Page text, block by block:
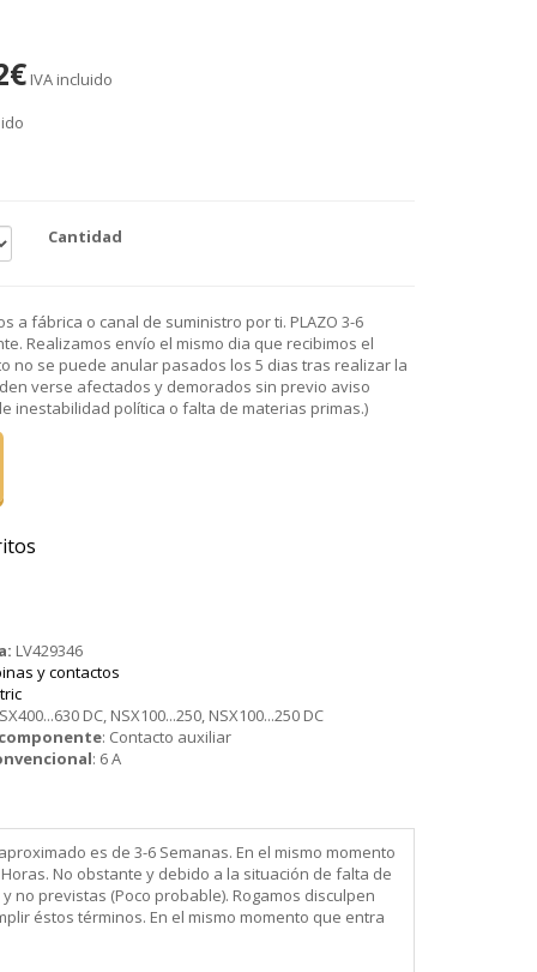
IVA incluido
Cantidad
a fábrica o canal de suministro por ti. PLAZO 3-6
Realizamos envío el mismo dia que recibimos el
no se puede anular pasados los 5 dias tras realizar la
verse afectados y demorados sin previo aviso
inestabilidad política o falta de materias primas.)
LV429346
y contactos
DC, NSX100...250, NSX100...250 DC
: Contacto auxiliar
: 6 A
es de 3-6 Semanas. En el mismo momento
No obstante y debido a la situación de falta de
no previstas (Poco probable). Rogamos disculpen
éstos términos. En el mismo momento que entra